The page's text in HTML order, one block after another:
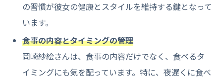
の習慣が彼女の健康とスタイルを維持する鍵となって
います。
食事の内容とタイミングの管理
岡崎紗絵さんは、食事の内容だけでなく、食べるタ
イミングにも気を配っています。特に、夜遅くに食べ